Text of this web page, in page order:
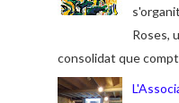
Roses,
consolidat que